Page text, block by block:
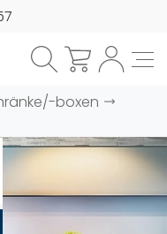
boxen